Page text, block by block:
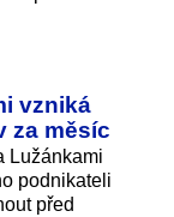
vzniká
za měsíc
Lužánkami
podnikateli
před